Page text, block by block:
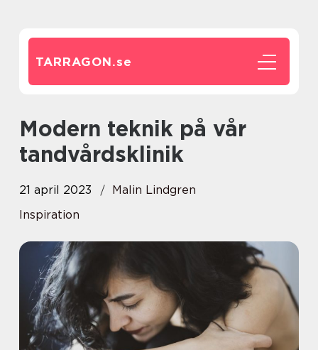
TARRAGON.se
Modern teknik på vår
tandvårdsklinik
21 april 2023
Malin Lindgren
Inspiration